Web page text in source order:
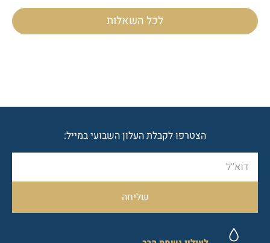
לכל השאלות
הצטרפו לקבלת העלון השבועי במייל:
שליחה